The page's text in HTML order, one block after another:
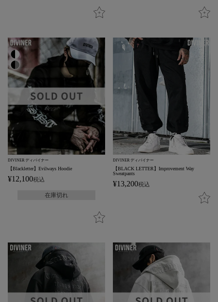
DIVINER ディバイナー
【Blackletter】Evilways Hoodie
¥12,100税込
在庫切れ
DIVINER ディバイナー
【BLACK LETTER】Improvement Way
Sweatpants
¥13,200税込